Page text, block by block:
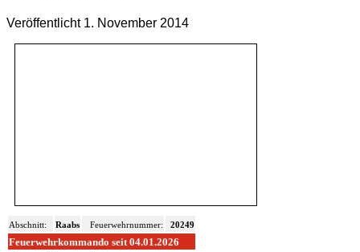
Veröffentlicht 1. November 2014
Abschnitt: Raabs Feuerwehrnummer: 20249
Feuerwehrkommando seit 04.01.2026